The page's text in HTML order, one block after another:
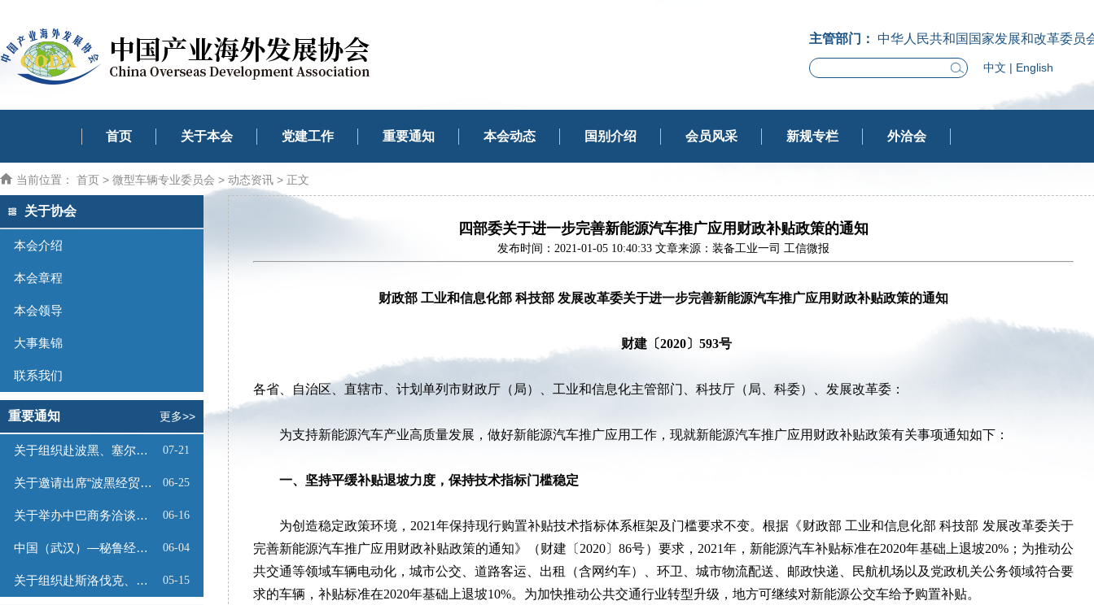
主管部门： 中华人民共和国国家发展和改革委员
中文 | English
首页 关于本会 党建工作 重要通知 本会动态 国别介绍 会员风采 新规专栏 外洽会
当前位置： 首页 > 微型车辆专业委员会 > 动态资讯 > 正文
关于协会
本会介绍
本会章程
本会领导
大事集锦
联系我们
重要通知 更多>>
关于组织赴波黑、塞尔维亚商务考察的函 07-21
关于邀请出席“波黑经贸投资推介会”的函 06-25
关于举办中巴商务洽谈会的通知 06-16
中国（武汉）—秘鲁经贸合作推介会邀请函 06-04
关于组织赴斯洛伐克、奥地利商务考察的函 05-15
四部委关于进一步完善新能源汽车推广应用财政补贴政策的通知
发布时间：2021-01-05 10:40:33 文章来源：装备工业一司 工信微报
财政部 工业和信息化部 科技部 发展改革委关于进一步完善新能源汽车推广应用财政补贴政策的通知
财建〔2020〕593号
各省、自治区、直辖市、计划单列市财政厅（局）、工业和信息化主管部门、科技厅（局、科委）、发展改革委：
为支持新能源汽车产业高质量发展，做好新能源汽车推广应用工作，现就新能源汽车推广应用财政补贴政策有关事项通知如下：
一、坚持平缓补贴退坡力度，保持技术指标门槛稳定
为创造稳定政策环境，2021年保持现行购置补贴技术指标体系框架及门槛要求不变。根据《财政部 工业和信息化部 科技部 发展改革委关于
完善新能源汽车推广应用财政补贴政策的通知》（财建〔2020〕86号）要求，2021年，新能源汽车补贴标准在2020年基础上退坡20%；为推动公
共交通等领域车辆电动化，城市公交、道路客运、出租（含网约车）、环卫、城市物流配送、邮政快递、民航机场以及党政机关公务领域符合要
求的车辆，补贴标准在2020年基础上退坡10%。为加快推动公共交通行业转型升级，地方可继续对新能源公交车给予购置补贴。